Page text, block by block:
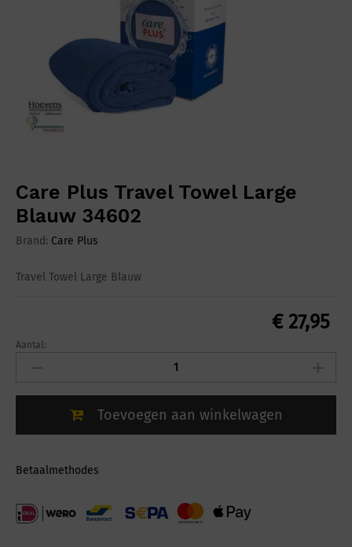
Care Plus Travel Towel Large
Blauw 34602
Brand: Care Plus
Travel Towel Large Blauw
€27,95
Care
Plus
Towel
Blauw
quantity
Aantal:
Toevoegen aan winkelwagen
Betaalmethodes